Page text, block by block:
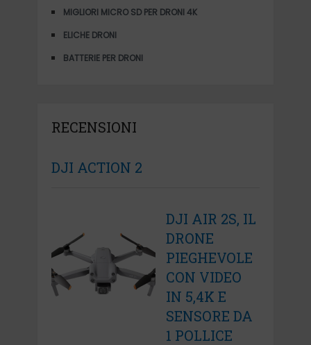
MIGLIORI MICRO SD PER DRONI 4K
ELICHE DRONI
BATTERIE PER DRONI
RECENSIONI
DJI ACTION 2
DJI AIR 2S, IL
DRONE
PIEGHEVOLE
CON VIDEO
IN 5,4K E
SENSORE DA
1 POLLICE